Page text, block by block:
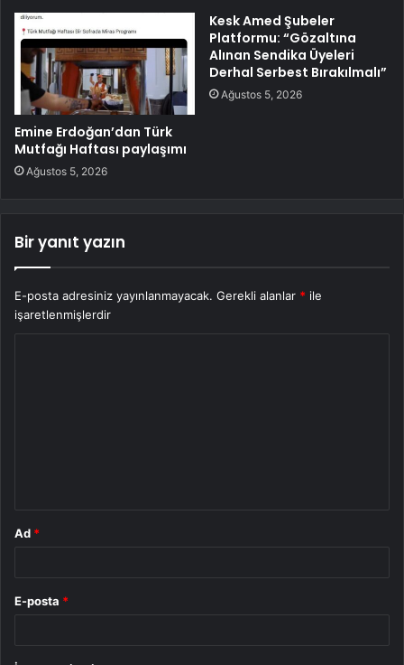
Emine Erdoğan’dan Türk
Mutfağı Haftası paylaşımı
Ağustos 5, 2026
Kesk Amed Şubeler
Platformu: “Gözaltına
Alınan Sendika Üyeleri
Derhal Serbest Bırakılmalı”
Ağustos 5, 2026
Bir yanıt yazın
E-posta adresiniz yayınlanmayacak. Gerekli alanlar * ile
işaretlenmişlerdir
Ad *
E-posta *